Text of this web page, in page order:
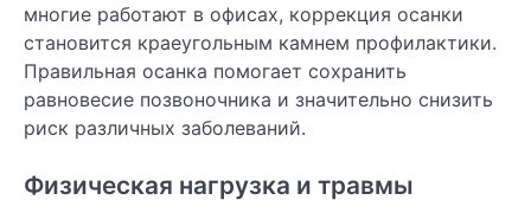
многие работают в офисах, коррекция осанки
становится краеугольным камнем профилактики.
Правильная осанка помогает сохранить
равновесие позвоночника и значительно снизить
риск различных заболеваний.
Физическая нагрузка и травмы